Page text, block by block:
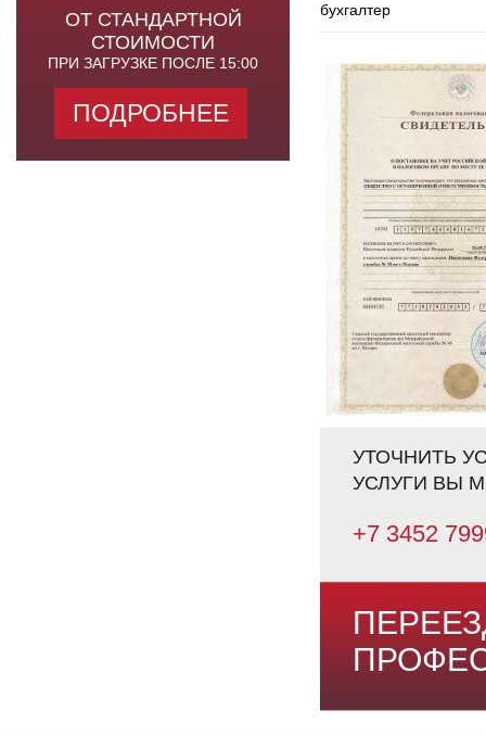
бухгалтер
УТОЧНИТЬ
УСЛУГИ ВЫ
+7 3452
ОТ СТАНДАРТНОЙ
СТОИМОСТИ
ПРИ ЗАГРУЗКЕ ПОСЛЕ 15:00
ПОДРОБНЕЕ